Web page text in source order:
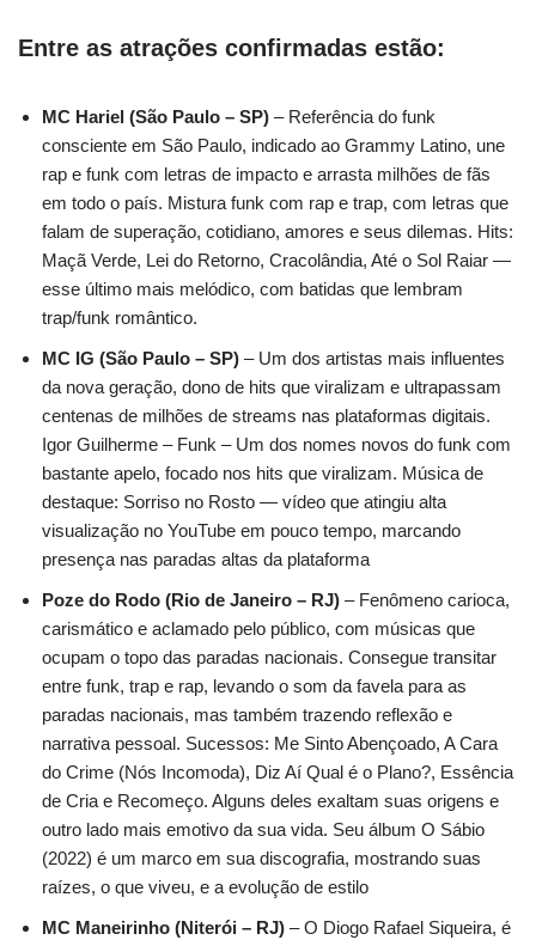
Entre as atrações confirmadas estão:
MC Hariel (São Paulo – SP) – Referência do funk
consciente em São Paulo, indicado ao Grammy Latino, une
rap e funk com letras de impacto e arrasta milhões de fãs
em todo o país. Mistura funk com rap e trap, com letras que
falam de superação, cotidiano, amores e seus dilemas. Hits:
Maçã Verde, Lei do Retorno, Cracolândia, Até o Sol Raiar —
esse último mais melódico, com batidas que lembram
trap/funk romântico.
MC IG (São Paulo – SP) – Um dos artistas mais influentes
da nova geração, dono de hits que viralizam e ultrapassam
centenas de milhões de streams nas plataformas digitais.
Igor Guilherme – Funk – Um dos nomes novos do funk com
bastante apelo, focado nos hits que viralizam. Música de
destaque: Sorriso no Rosto — vídeo que atingiu alta
visualização no YouTube em pouco tempo, marcando
presença nas paradas altas da plataforma
Poze do Rodo (Rio de Janeiro – RJ) – Fenômeno carioca,
carismático e aclamado pelo público, com músicas que
ocupam o topo das paradas nacionais. Consegue transitar
entre funk, trap e rap, levando o som da favela para as
paradas nacionais, mas também trazendo reflexão e
narrativa pessoal. Sucessos: Me Sinto Abençoado, A Cara
do Crime (Nós Incomoda), Diz Aí Qual é o Plano?, Essência
de Cria e Recomeço. Alguns deles exaltam suas origens e
outro lado mais emotivo da sua vida. Seu álbum O Sábio
(2022) é um marco em sua discografia, mostrando suas
raízes, o que viveu, e a evolução de estilo
MC Maneirinho (Niterói – RJ) – O Diogo Rafael Siqueira, é